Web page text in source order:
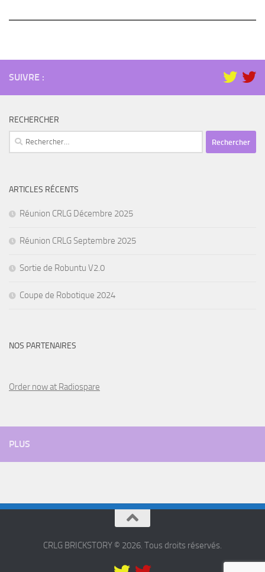
SUIVRE :
RECHERCHER
Rechercher :
ARTICLES RÉCENTS
Réunion CRLG Décembre 2025
Réunion CRLG Septembre 2025
Sortie de Robuntu V2.0
Coupe de Robotique 2024
NOS PARTENAIRES
Order now at Radiospare
PLUS
CRLG BRICKSTORY © 2026. Tous droits réservés.